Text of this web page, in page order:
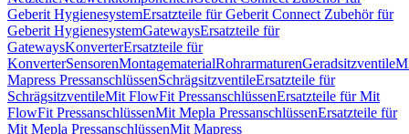
Geberit HygienesystemErsatzteile für Geberit Connect Zubehör für
Geberit HygienesystemGatewaysErsatzteile für
GatewaysKonverterErsatzteile für
KonverterSensorenMontagematerialRohrarmaturenGeradsitzventile
Mapress PressanschlüssenSchrägsitzventileErsatzteile für
SchrägsitzventileMit FlowFit PressanschlüssenErsatzteile für Mit
FlowFit PressanschlüssenMit Mepla PressanschlüssenErsatzteile für
Mit Mepla PressanschlüssenMit Mapress